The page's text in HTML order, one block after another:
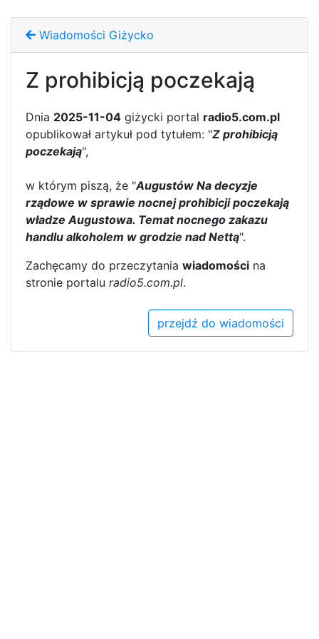
Wiadomości Giżycko
Z prohibicją poczekają
Dnia 2025-11-04 giżycki portal radio5.com.pl
opublikował artykuł pod tytułem: "Z prohibicją
poczekają",
w którym piszą, że "Augustów Na decyzje
rządowe w sprawie nocnej prohibicji poczekają
władze Augustowa. Temat nocnego zakazu
handlu alkoholem w grodzie nad Nettą".
Zachęcamy do przeczytania wiadomości na
stronie portalu radio5.com.pl.
przejdź do wiadomości